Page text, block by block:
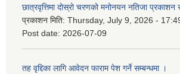
छात्रवृत्तिमा दोस्रो चरणको मनोनयन नतिजा प्रकाशन
प्रकाशन मिति: Thursday, July 9, 2026 -
Post date: 2026-07-09
तह वृद्दिका लागि आवेदन फाराम पेश गर्ने सम्बन्धमा ।